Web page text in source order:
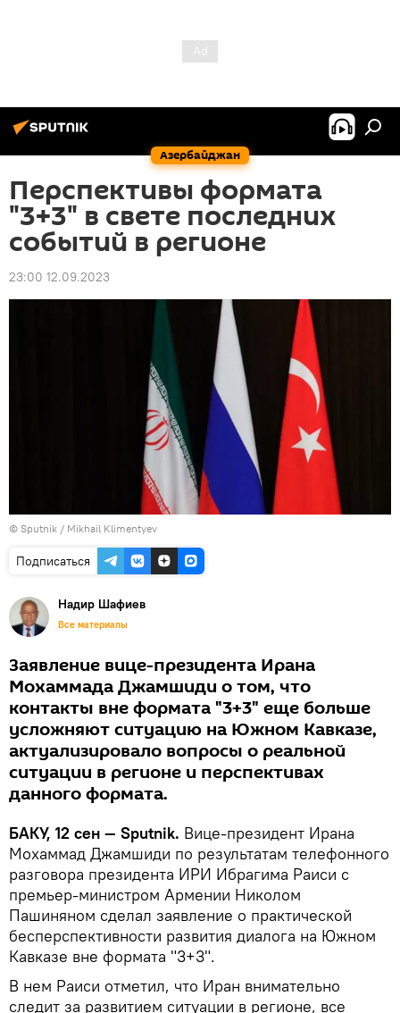
Азербайджан
Перспективы формата
"3+3" в свете последних
событий в регионе
23:00 12.09.2023
© Sputnik / Mikhail Klimentyev
Подписаться
Надир Шафиев
Все материалы
Заявление вице-президента Ирана
Мохаммада Джамшиди о том, что
контакты вне формата "3+3" еще больше
усложняют ситуацию на Южном Кавказе,
актуализировало вопросы о реальной
ситуации в регионе и перспективах
данного формата.
БАКУ, 12 сен — Sputnik. Вице-президент Ирана
Мохаммад Джамшиди по результатам телефонного
разговора президента ИРИ Ибрагима Раиси с
премьер-министром Армении Николом
Пашиняном сделал заявление о практической
бесперспективности развития диалога на Южном
Кавказе вне формата "3+3".
В нем Раиси отметил, что Иран внимательно
следит за развитием ситуации в регионе, все